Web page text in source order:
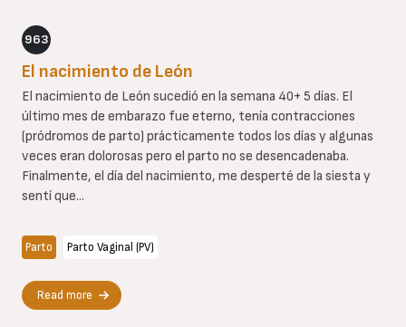
963
El nacimiento de León
El nacimiento de León sucedió en la semana 40+ 5 días. El
último mes de embarazo fue eterno, tenía contracciones
(pródromos de parto) prácticamente todos los días y algunas
veces eran dolorosas pero el parto no se desencadenaba.
Finalmente, el día del nacimiento, me desperté de la siesta y
sentí que...
Parto Parto Vaginal (PV)
Read more